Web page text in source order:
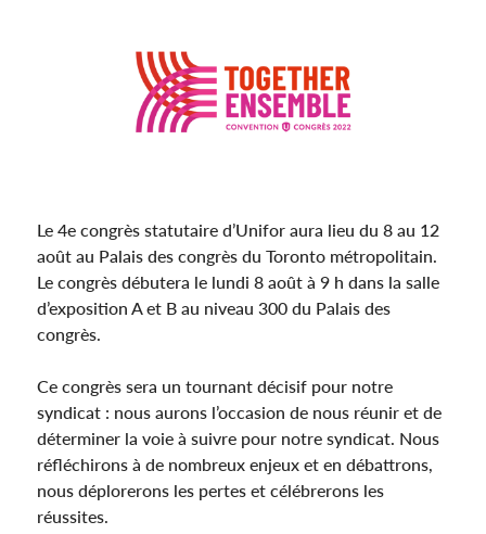
Le 4e congrès statutaire d’Unifor aura lieu du 8 au 12
août au Palais des congrès du Toronto métropolitain.
Le congrès débutera le lundi 8 août à 9 h dans la salle
d’exposition A et B au niveau 300 du Palais des
congrès.
Ce congrès sera un tournant décisif pour notre
syndicat : nous aurons l’occasion de nous réunir et de
déterminer la voie à suivre pour notre syndicat. Nous
réfléchirons à de nombreux enjeux et en débattrons,
nous déplorerons les pertes et célébrerons les
réussites.